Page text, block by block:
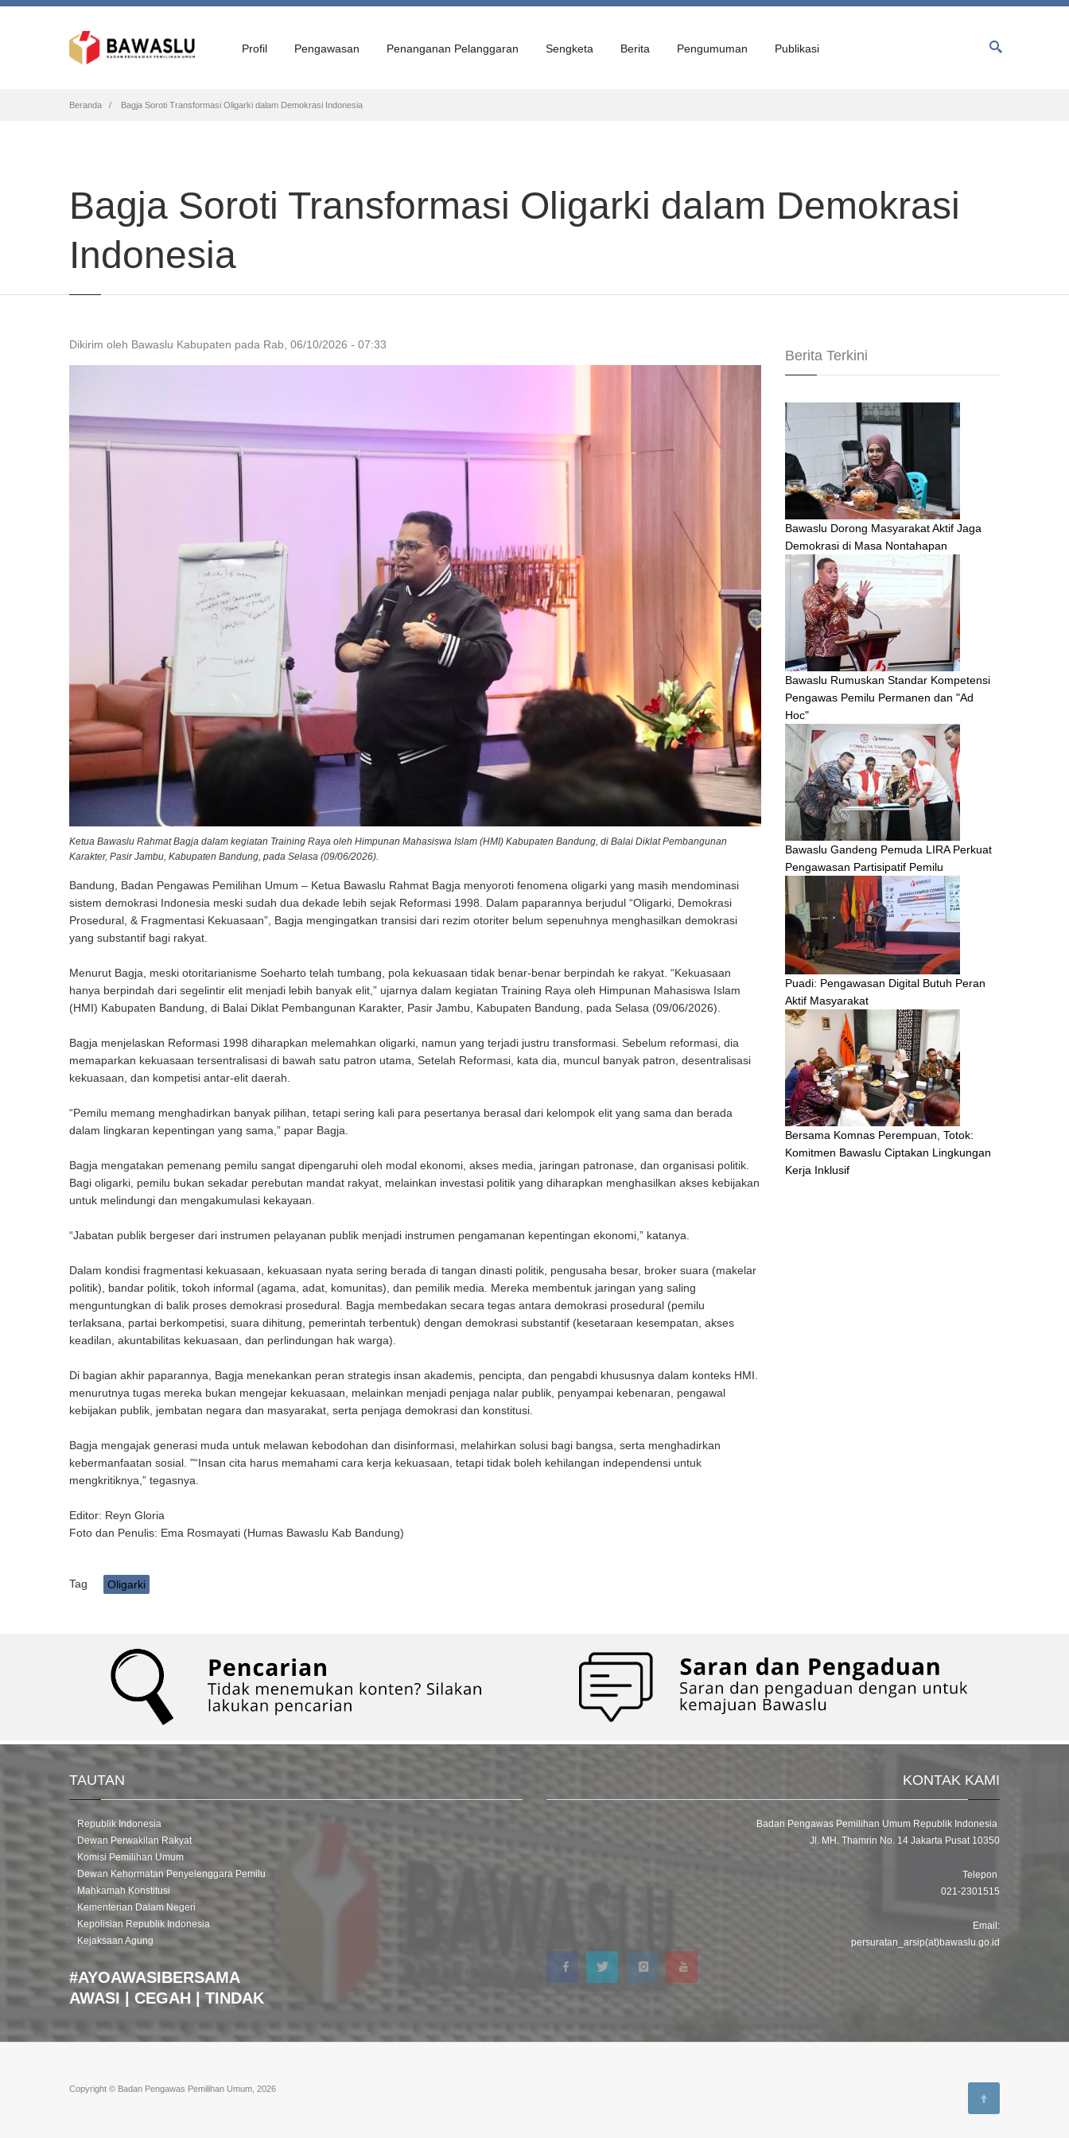
Profil Pengawasan Penanganan Pelanggaran Sengketa Berita Pengumuman Publikasi
Breadcrumb
Beranda Bagja Soroti Transformasi Oligarki dalam Demokrasi Indonesia
Bagja Soroti Transformasi Oligarki dalam Demokrasi
Indonesia
Dikirim oleh Bawaslu Kabupaten pada Rab, 06/10/2026 - 07:33
Ketua Bawaslu Rahmat Bagja dalam kegiatan Training Raya oleh Himpunan Mahasiswa Islam (HMI) Kabupaten Bandung, di Balai Diklat Pembangunan
Karakter, Pasir Jambu, Kabupaten Bandung, pada Selasa (09/06/2026).
Bandung, Badan Pengawas Pemilihan Umum – Ketua Bawaslu Rahmat Bagja menyoroti fenomena oligarki yang masih mendominasi
sistem demokrasi Indonesia meski sudah dua dekade lebih sejak Reformasi 1998. Dalam paparannya berjudul “Oligarki, Demokrasi
Prosedural, & Fragmentasi Kekuasaan”, Bagja mengingatkan transisi dari rezim otoriter belum sepenuhnya menghasilkan demokrasi
yang substantif bagi rakyat.
Menurut Bagja, meski otoritarianisme Soeharto telah tumbang, pola kekuasaan tidak benar-benar berpindah ke rakyat. “Kekuasaan
hanya berpindah dari segelintir elit menjadi lebih banyak elit,” ujarnya dalam kegiatan Training Raya oleh Himpunan Mahasiswa Islam
(HMI) Kabupaten Bandung, di Balai Diklat Pembangunan Karakter, Pasir Jambu, Kabupaten Bandung, pada Selasa (09/06/2026).
Bagja menjelaskan Reformasi 1998 diharapkan melemahkan oligarki, namun yang terjadi justru transformasi. Sebelum reformasi, dia
memaparkan kekuasaan tersentralisasi di bawah satu patron utama, Setelah Reformasi, kata dia, muncul banyak patron, desentralisasi
kekuasaan, dan kompetisi antar-elit daerah.
“Pemilu memang menghadirkan banyak pilihan, tetapi sering kali para pesertanya berasal dari kelompok elit yang sama dan berada
dalam lingkaran kepentingan yang sama,” papar Bagja.
Bagja mengatakan pemenang pemilu sangat dipengaruhi oleh modal ekonomi, akses media, jaringan patronase, dan organisasi politik.
Bagi oligarki, pemilu bukan sekadar perebutan mandat rakyat, melainkan investasi politik yang diharapkan menghasilkan akses kebijakan
untuk melindungi dan mengakumulasi kekayaan.
“Jabatan publik bergeser dari instrumen pelayanan publik menjadi instrumen pengamanan kepentingan ekonomi,” katanya.
Dalam kondisi fragmentasi kekuasaan, kekuasaan nyata sering berada di tangan dinasti politik, pengusaha besar, broker suara (makelar
politik), bandar politik, tokoh informal (agama, adat, komunitas), dan pemilik media. Mereka membentuk jaringan yang saling
menguntungkan di balik proses demokrasi prosedural. Bagja membedakan secara tegas antara demokrasi prosedural (pemilu
terlaksana, partai berkompetisi, suara dihitung, pemerintah terbentuk) dengan demokrasi substantif (kesetaraan kesempatan, akses
keadilan, akuntabilitas kekuasaan, dan perlindungan hak warga).
Di bagian akhir paparannya, Bagja menekankan peran strategis insan akademis, pencipta, dan pengabdi khususnya dalam konteks HMI.
menurutnya tugas mereka bukan mengejar kekuasaan, melainkan menjadi penjaga nalar publik, penyampai kebenaran, pengawal
kebijakan publik, jembatan negara dan masyarakat, serta penjaga demokrasi dan konstitusi.
Bagja mengajak generasi muda untuk melawan kebodohan dan disinformasi, melahirkan solusi bagi bangsa, serta menghadirkan
kebermanfaatan sosial. "“Insan cita harus memahami cara kerja kekuasaan, tetapi tidak boleh kehilangan independensi untuk
mengkritiknya,” tegasnya.
Editor: Reyn Gloria
Foto dan Penulis: Ema Rosmayati (Humas Bawaslu Kab Bandung)
Tag Oligarki
Berita Terkini
Bawaslu Dorong Masyarakat Aktif Jaga
Demokrasi di Masa Nontahapan
Bawaslu Rumuskan Standar Kompetensi
Pengawas Pemilu Permanen dan "Ad
Hoc"
Bawaslu Gandeng Pemuda LIRA Perkuat
Pengawasan Partisipatif Pemilu
Puadi: Pengawasan Digital Butuh Peran
Aktif Masyarakat
Bersama Komnas Perempuan, Totok:
Komitmen Bawaslu Ciptakan Lingkungan
Kerja Inklusif
TAUTAN
Republik Indonesia
Dewan Perwakilan Rakyat
Komisi Pemilihan Umum
Dewan Kehormatan Penyelenggara Pemilu
Mahkamah Konstitusi
Kementerian Dalam Negeri
Kepolisian Republik Indonesia
Kejaksaan Agung
#AYOAWASIBERSAMA
AWASI | CEGAH | TINDAK
KONTAK KAMI
Badan Pengawas Pemilihan Umum Republik Indonesia
Jl. MH. Thamrin No. 14 Jakarta Pusat 10350
Telepon
021-2301515
Email:
persuratan_arsip(at)bawaslu.go.id
Copyright © Badan Pengawas Pemilihan Umum, 2026